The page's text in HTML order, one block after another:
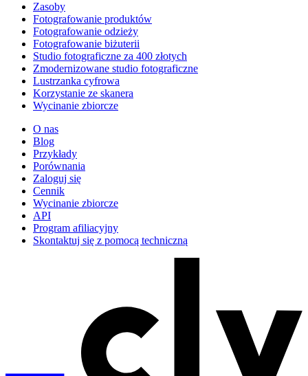
Zasoby
Fotografowanie produktów
Fotografowanie odzieży
Fotografowanie biżuterii
Studio fotograficzne za 400 złotych
Zmodernizowane studio fotograficzne
Lustrzanka cyfrowa
Korzystanie ze skanera
Wycinanie zbiorcze
O nas
Blog
Przykłady
Porównania
Zaloguj się
Cennik
Wycinanie zbiorcze
API
Program afiliacyjny
Skontaktuj się z pomocą techniczną